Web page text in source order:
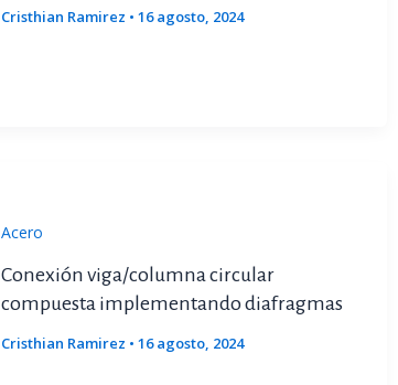
Cristhian Ramirez •16 agosto, 2024
Acero
Conexión viga/columna circular
compuesta implementando diafragmas
Cristhian Ramirez •16 agosto, 2024